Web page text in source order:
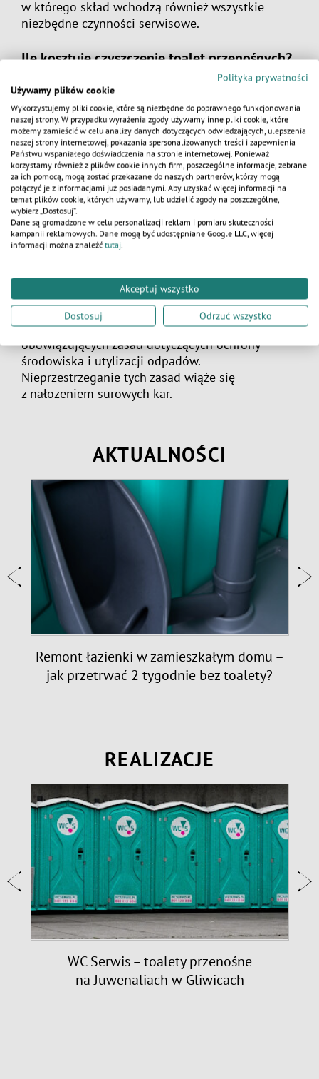
w którego skład wchodzą również wszystkie
niezbędne czynności serwisowe.
Ile kosztuje czyszczenie toalet przenośnych?
Koszt opróżniania i czyszczenia toalet
przenośnych może się różnić w zależności
od kilku czynników, takich jak lokalizacja, liczba
kabin do wyczyszczenia, częstotliwość serwisu
oraz zakres dodatkowych usług pełnionych
przez firmę zajmującą się czyszczeniem toalet.
Ceny opróżniania toalet mogą być naliczane
za jednorazowe czyszczenie, abonament
miesięczny lub opłatę za dodatkową wizytę
serwisanta. Na koszty mają także wpływ
dodatkowe czynniki, takie jak: dostępność usług,
transport itp. Toalety przenośne trzeba opróżnić,
dlatego koszty z tym związane są nieuniknione.
Czyszczenie i opróżnianie kabin przez firmę
serwisową odbywa się z uwzględnieniem
obowiązujących zasad dotyczących ochrony
środowiska i utylizacji odpadów.
Nieprzestrzeganie tych zasad wiąże się
z nałożeniem surowych kar.
AKTUALNOŚCI
Remont łazienki w zamieszkałym domu –
jak przetrwać 2 tygodnie bez toalety?
REALIZACJE
WC Serwis – toalety przenośne
na Juwenaliach w Gliwicach
KALKULATOR
Polityka prywatności
Używamy plików cookie
Wykorzystujemy pliki cookie, które są niezbędne do poprawnego funkcjonowania
naszej strony. W przypadku wyrażenia zgody używamy inne pliki cookie, które
możemy zamieścić w celu analizy danych dotyczących odwiedzających, ulepszenia
naszej strony internetowej, pokazania spersonalizowanych treści i zapewnienia
Państwu wspaniałego doświadczenia na stronie internetowej. Ponieważ
korzystamy również z plików cookie innych firm, poszczególne informacje, zebrane
za ich pomocą, mogą zostać przekazane do naszych partnerów, którzy mogą
połączyć je z informacjami już posiadanymi. Aby uzyskać więcej informacji na
temat plików cookie, których używamy, lub udzielić zgody na poszczególne,
wybierz „Dostosuj”.
Dane są gromadzone w celu personalizacji reklam i pomiaru skuteczności
kampanii reklamowych. Dane mogą być udostępniane Google LLC, więcej
informacji można znaleźć tutaj.
Akceptuj wszystko
Dostosuj Odrzuć wszystko